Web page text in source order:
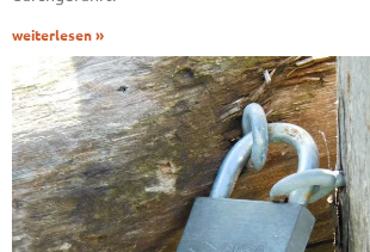
weiterlesen »